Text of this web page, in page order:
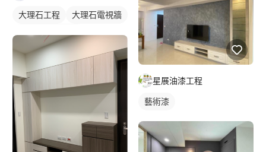
大理石工程
大理石電視牆
石材牆面/電視牆
星展油漆工程
藝術漆